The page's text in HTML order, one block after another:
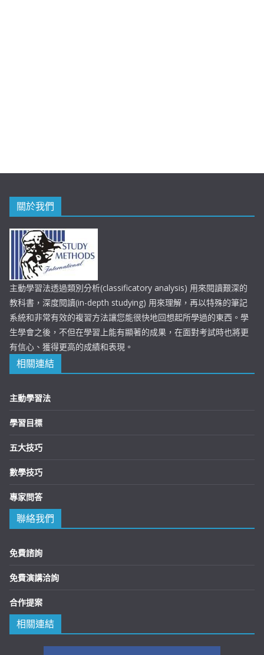
關於我們
主動學習法透過類別分析(classificatory analysis) 用來閱讀艱深的
教科書，深度閱讀(in-depth studying) 用來理解，再以特殊的筆記
系統和非常有效的複習方法讓您能很快地回想起所學過的東西。學
生學會之後，不但在學習上能有顯著的成果，在面對考試時也將更
有信心、獲得更高的成績和表現。
相關連結
主動學習法
學習目標
五大技巧
數學技巧
專家問答
聯絡我們
免費諮詢
免費演講洽詢
合作提案
相關連結